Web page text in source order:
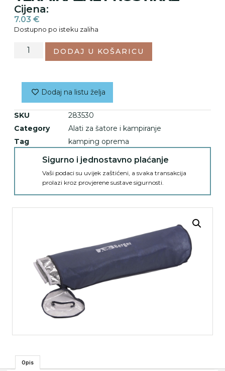
Cijena:
7.03 €
Dostupno po isteku zaliha
DODAJ U KOŠARICU
Dodaj na listu želja
SKU
283530
Category
Alati za šatore i kampiranje
Tag
kamping oprema
Sigurno i jednostavno plaćanje
Vaši podaci su uvijek zaštićeni, a svaka transakcija
prolazi kroz provjerene sustave sigurnosti.
Opis